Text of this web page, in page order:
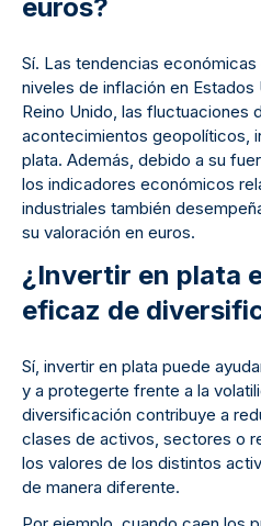
euros?
Sí. Las tendencias
niveles de inflación en Estados
Reino Unido, las fluctuaciones
acontecimientos geopolíticos,
plata. Además, debido a su
los indicadores económicos
industriales también
su valoración en euros.
¿Invertir en plata
eficaz de
Sí, invertir en plata puede
y a protegerte frente a la
diversificación contribuye a
clases de activos, sectores o
los valores de los distintos
de manera diferente.